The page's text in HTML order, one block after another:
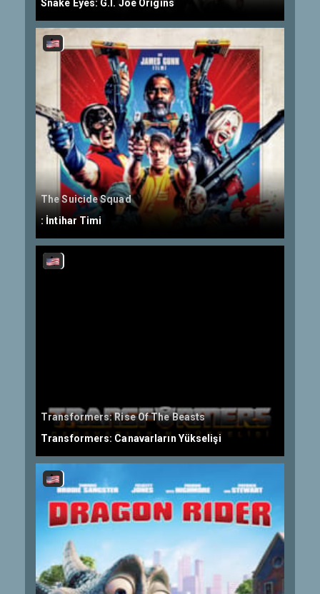
Snake Eyes: G.I. Joe Origins
The Suicide Squad
: İntihar Timi
Transformers: Rise Of The Beasts
Transformers: Canavarların Yükselişi